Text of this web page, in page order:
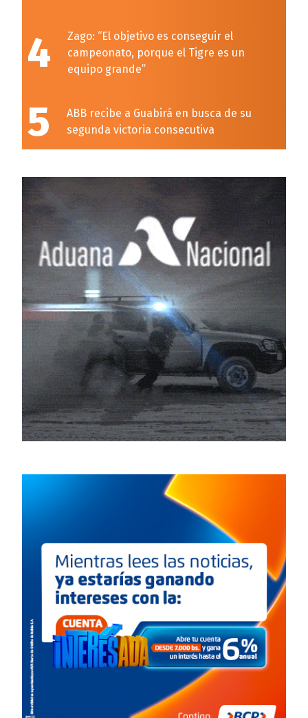
4
Zago: “El objetivo es conseguir el
campeonato, porque el Tigre es un
equipo grande”
5
ABB recibe a Guabirá en busca de su
segunda victoria consecutiva